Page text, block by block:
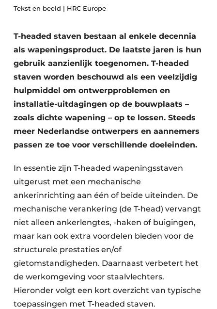
Privacy / Cookie statement
Video’s
Tekst en beeld | HRC Europe
T-headed staven bestaan al enkele decennia
als wapeningsproduct. De laatste jaren is hun
gebruik aanzienlijk toegenomen. T-headed
staven worden beschouwd als een veelzijdig
hulpmiddel om ontwerpproblemen en
installatie-uitdagingen op de bouwplaats –
zoals dichte wapening – op te lossen. Steeds
meer Nederlandse ontwerpers en aannemers
passen ze toe voor verschillende doeleinden.
In essentie zijn T-headed wapeningsstaven
uitgerust met een mechanische
ankerinrichting aan één of beide uiteinden. De
mechanische verankering (de T-head) vervangt
niet alleen ankerlengtes, -haken of buigingen,
maar kan ook extra voordelen bieden voor de
structurele prestaties en/of
gietomstandigheden. Daarnaast verbetert het
de werkomgeving voor staalvlechters.
Hieronder volgt een kort overzicht van typische
toepassingen met T-headed staven.